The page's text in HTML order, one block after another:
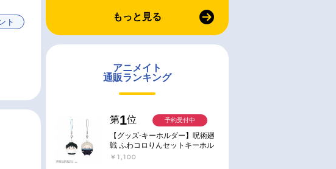
ト もっと見る
アニメイト
通販ランキング
第1位
【グッズ-キーホルダー】呪術廻
戦 ふわコロりんセットキーホル
ダー【アニメイト特典付】
￥1,100
予約受付中